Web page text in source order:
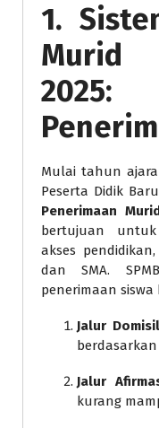
1.
Murid
2025:
Mulai tahun
Peserta Didik
Penerimaan
bertujuan
akses
dan SMA.
penerimaan
Jalur
Jalur
kurang